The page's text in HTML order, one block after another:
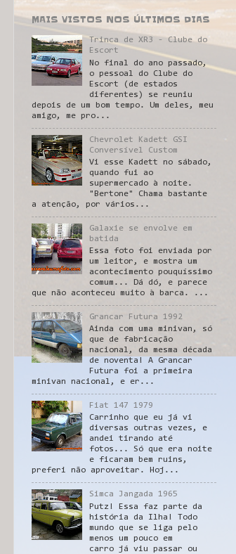
MAIS VISTOS NOS ÚLTIMOS DIAS
Trinca de XR3 - Clube do
Escort
No final do ano passado,
o pessoal do Clube do
Escort (de estados
diferentes) se reuniu
depois de um bom tempo. Um deles, meu
amigo, me pro...
Chevrolet Kadett GSI
Conversível Custom
Vi esse Kadett no sábado,
quando fui ao
supermercado à noite.
"Bertone" Chama bastante
a atenção, por vários...
Galaxie se envolve em
batida
Essa foto foi enviada por
um leitor, e mostra um
acontecimento pouquíssimo
comum... Dá dó, e parece
que não aconteceu muito à barca. ...
Grancar Futura 1992
Ainda com uma minivan, só
que de fabricação
nacional, da mesma década
de noventa! A Grancar
Futura foi a primeira
minivan nacional, e er...
Fiat 147 1979
Carrinho que eu já vi
diversas outras vezes, e
andei tirando até
fotos... Só que era noite
e ficaram bem ruins,
preferi não aproveitar. Hoj...
Simca Jangada 1965
Putz! Essa faz parte da
história da Ilha! Todo
mundo que se liga pelo
menos um pouco em
carro já viu passar ou